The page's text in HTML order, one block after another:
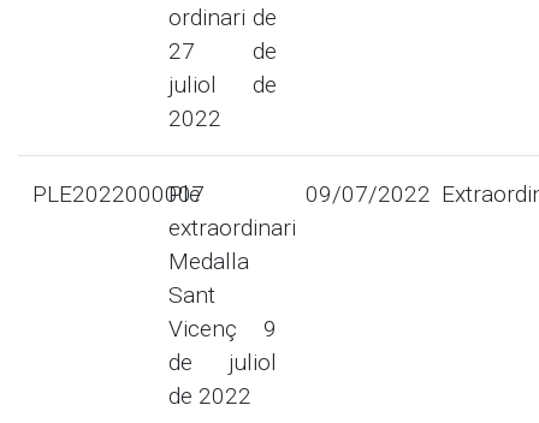
ordinari de
27 de
juliol de
2022
PLE2022000007
Ple
extraordinari
Medalla
Sant
Vicenç 9
de juliol
de 2022
09/07/2022